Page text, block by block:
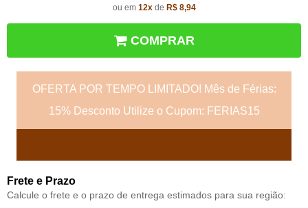
ou em 12xde R$ 8,94
COMPRAR
OFERTA POR TEMPO LIMITADO! Mês de Férias:
15% Desconto Utilize o Cupom: FERIAS15
Frete e Prazo
Calcule o frete e o prazo de entrega estimados para sua região: